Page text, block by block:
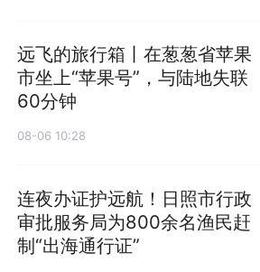
远飞的旅行箱丨在葱葱省苹果
市坐上“苹果号”，与陆地失联
60分钟
08-06 10:28
连夜办证护远航！日照市行政
审批服务局为800余名渔民赶
制“出海通行证”